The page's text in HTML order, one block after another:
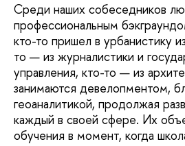
Среди наших собеседников
профессиональным
кто-то пришел в урбанистику
то — из журналистики и
управления, кто-то — из
занимаются девелопментом,
геоаналитикой, продолжая
каждый в своей сфере. Их
обучения в момент, когда